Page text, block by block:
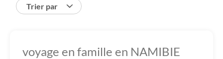
Trier par
voyage en famille en NAMIBIE